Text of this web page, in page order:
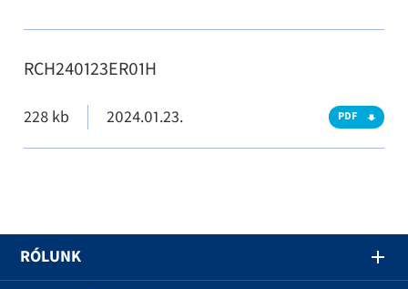
RCH240123ER01H
228 kb 2024.01.23. PDF
RÓLUNK